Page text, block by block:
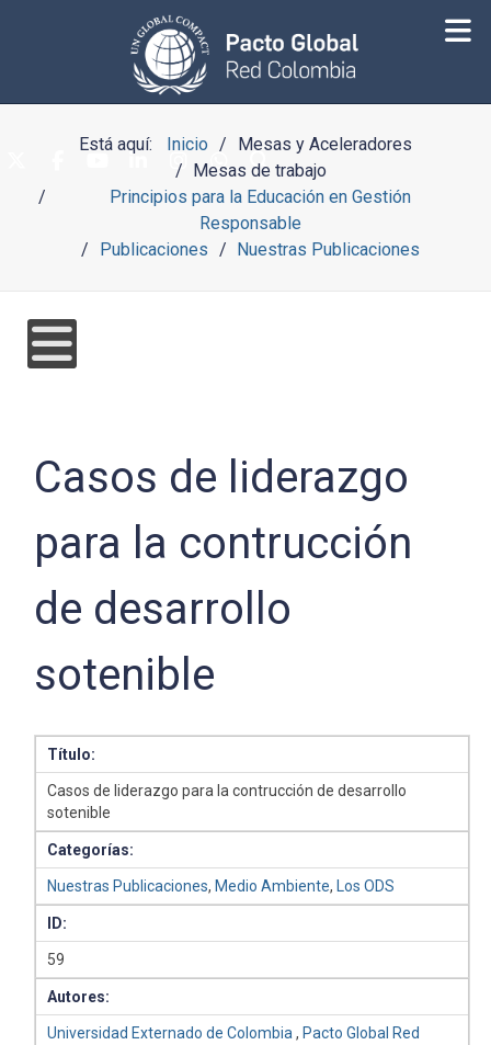
Está aquí: Inicio
Mesas y Aceleradores
Mesas de trabajo
Principios para la Educación en Gestión
Responsable
Publicaciones
Nuestras Publicaciones
Casos de liderazgo
para la contrucción
de desarrollo
sotenible
Título:
Casos de liderazgo para la contrucción de desarrollo
sotenible
Categorías:
Nuestras Publicaciones, Medio Ambiente, Los ODS
ID:
59
Autores:
Universidad Externado de Colombia , Pacto Global Red